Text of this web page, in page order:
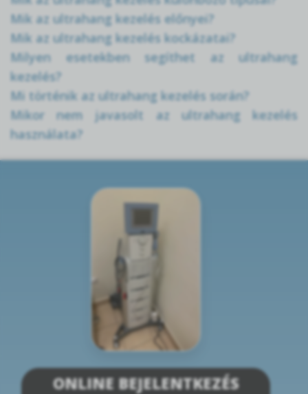
Mik az ultrahang kezelés előnyei?
Mik az ultrahang kezelés kockázatai?
Milyen esetekben segíthet az ultrahang
kezelés?
Mi történik az ultrahang kezelés során?
Mikor nem javasolt az ultrahang kezelés
használata?
ONLINE BEJELENTKEZÉS